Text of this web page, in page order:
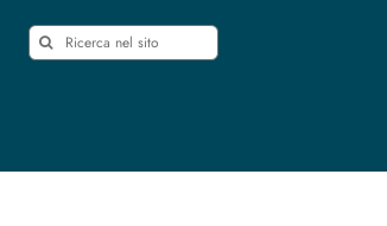
Cerca